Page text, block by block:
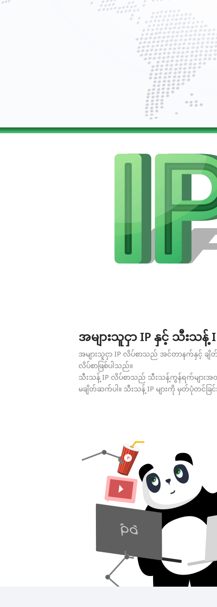
အများသူငှာ IP နှင့် သီးသန့်
အများသူငှာ IP လိပ်စာသည် အင်တာနက်နှင့် ခ
လိပ်စာဖြစ်ပါသည်။
သီးသန့် IP လိပ်စာသည် သီးသန့်ကွန်ရက်များအ
မချိတ်ဆက်ပါ။ သီးသန့် IP များကို မှတ်ပုံတင်ခ